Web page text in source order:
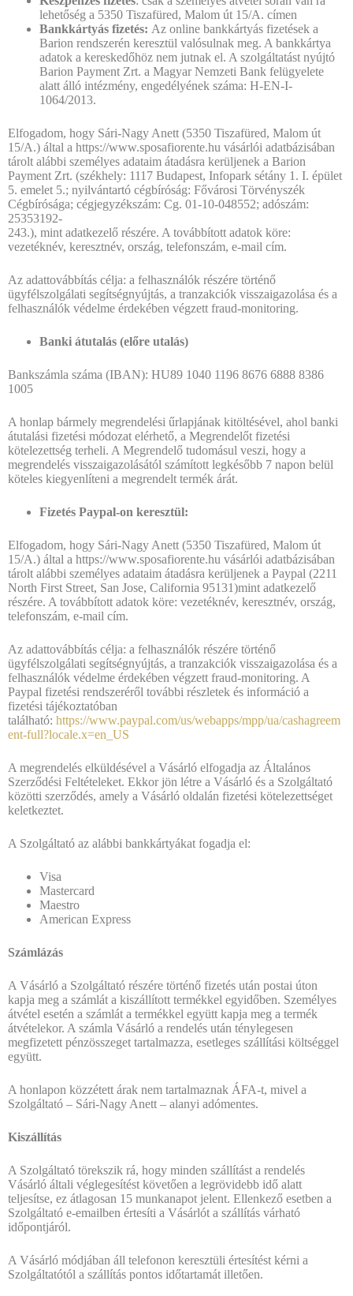
lehetőség a 5350 Tiszafüred, Malom út 15/A. címen
Bankkártyás fizetés: Az online bankkártyás fizetések a
Barion rendszerén keresztül valósulnak meg. A bankkártya
adatok a kereskedőhöz nem jutnak el. A szolgáltatást nyújtó
Barion Payment Zrt. a Magyar Nemzeti Bank felügyelete
alatt álló intézmény, engedélyének száma: H-EN-I-
1064/2013.
Elfogadom, hogy Sári-Nagy Anett (5350 Tiszafüred, Malom út
15/A.) által a https://www.sposafiorente.hu vásárlói adatbázisában
tárolt alábbi személyes adataim átadásra kerüljenek a Barion
Payment Zrt. (székhely: 1117 Budapest, Infopark sétány 1. I. épület
5. emelet 5.; nyilvántartó cégbíróság: Fővárosi Törvényszék
Cégbírósága; cégjegyzékszám: Cg. 01-10-048552; adószám:
25353192-
243.), mint adatkezelő részére. A továbbított adatok köre:
vezetéknév, keresztnév, ország, telefonszám, e-mail cím.
Az adattovábbítás célja: a felhasználók részére történő
ügyfélszolgálati segítségnyújtás, a tranzakciók visszaigazolása és a
felhasználók védelme érdekében végzett fraud-monitoring.
Banki átutalás (előre utalás)
Bankszámla száma (IBAN): HU89 1040 1196 8676 6888 8386
1005
A honlap bármely megrendelési űrlapjának kitöltésével, ahol banki
átutalási fizetési módozat elérhető, a Megrendelőt fizetési
kötelezettség terheli. A Megrendelő tudomásul veszi, hogy a
megrendelés visszaigazolásától számított legkésőbb 7 napon belül
köteles kiegyenlíteni a megrendelt termék árát.
Fizetés Paypal-on keresztül:
Elfogadom, hogy Sári-Nagy Anett (5350 Tiszafüred, Malom út
15/A.) által a https://www.sposafiorente.hu vásárlói adatbázisában
tárolt alábbi személyes adataim átadásra kerüljenek a Paypal (2211
North First Street, San Jose, California 95131)mint adatkezelő
részére. A továbbított adatok köre: vezetéknév, keresztnév, ország,
telefonszám, e-mail cím.
Az adattovábbítás célja: a felhasználók részére történő
ügyfélszolgálati segítségnyújtás, a tranzakciók visszaigazolása és a
felhasználók védelme érdekében végzett fraud-monitoring. A
Paypal fizetési rendszeréről további részletek és információ a
fizetési tájékoztatóban
található: https://www.paypal.com/us/webapps/mpp/ua/cashagreem
ent-full?locale.x=en_US
A megrendelés elküldésével a Vásárló elfogadja az Általános
Szerződési Feltételeket. Ekkor jön létre a Vásárló és a Szolgáltató
közötti szerződés, amely a Vásárló oldalán fizetési kötelezettséget
keletkeztet.
A Szolgáltató az alábbi bankkártyákat fogadja el:
Visa
Mastercard
Maestro
American Express
Számlázás
A Vásárló a Szolgáltató részére történő fizetés után postai úton
kapja meg a számlát a kiszállított termékkel egyidőben. Személyes
átvétel esetén a számlát a termékkel együtt kapja meg a termék
átvételekor. A számla Vásárló a rendelés után ténylegesen
megfizetett pénzösszeget tartalmazza, esetleges szállítási költséggel
együtt.
A honlapon közzétett árak nem tartalmaznak ÁFA-t, mivel a
Szolgáltató – Sári-Nagy Anett – alanyi adómentes.
Kiszállítás
A Szolgáltató törekszik rá, hogy minden szállítást a rendelés
Vásárló általi véglegesítést követően a legrövidebb idő alatt
teljesítse, ez átlagosan 15 munkanapot jelent. Ellenkező esetben a
Szolgáltató e-emailben értesíti a Vásárlót a szállítás várható
időpontjáról.
A Vásárló módjában áll telefonon keresztüli értesítést kérni a
Szolgáltatótól a szállítás pontos időtartamát illetően.